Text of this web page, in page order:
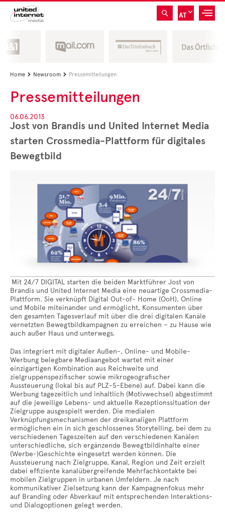
AT
Home  Newsroom  Pressemitteilungen
Pressemitteilungen
06.06.2013
Jost von Brandis und United Internet Media
starten Crossmedia-Plattform für digitales
Bewegtbild
Mit 24/7 DIGITAL starten die beiden Marktführer Jost von
Brandis und United Internet Media eine neuartige Crossmedia-
Plattform. Sie verknüpft Digital Out-of- Home (OoH), Online
und Mobile miteinander und ermöglicht, Konsumenten über
den gesamten Tagesverlauf mit über die drei digitalen Kanäle
vernetzten Bewegtbildkampagnen zu erreichen – zu Hause wie
auch außer Haus und unterwegs.
Das integriert mit digitaler Außen-, Online- und Mobile-
Werbung belegbare Mediaangebot wartet mit einer
einzigartigen Kombination aus Reichweite und
zielgruppenspezifischer sowie mikrogeografischer
Aussteuerung (lokal bis auf PLZ-5-Ebene) auf. Dabei kann die
Werbung tagezeitlich und inhaltlich (Motivwechsel) abgestimmt
auf die jeweilige Lebens- und aktuelle Rezeptionssituation der
Zielgruppe ausgespielt werden. Die medialen
Verknüpfungsmechanismen der dreikanaligen Plattform
ermöglichen ein in sich geschlossenes Storytelling, bei dem zu
verschiedenen Tageszeiten auf den verschiedenen Kanälen
unterschiedliche, sich ergänzende Bewegtbildinhalte einer
(Werbe-)Geschichte eingesetzt werden können. Die
Aussteuerung nach Zielgruppe, Kanal, Region und Zeit erzielt
dabei effiziente kanalübergreifende Mehrfachkontakte bei
mobilen Zielgruppen in urbanen Umfeldern. Je nach
kommunikativer Zielsetzung kann der Kampagnenfokus mehr
auf Branding oder Abverkauf mit entsprechenden Interaktions-
und Dialogoptionen gelegt werden.